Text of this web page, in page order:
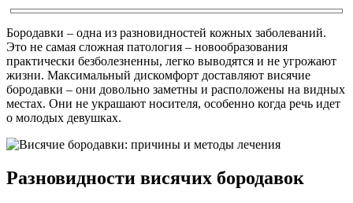
Бородавки – одна из разновидностей кожных заболеваний.
Это не самая сложная патология – новообразования
практически безболезненны, легко выводятся и не угрожают
жизни. Максимальный дискомфорт доставляют висячие
бородавки – они довольно заметны и расположены на видных
местах. Они не украшают носителя, особенно когда речь идет
о молодых девушках.
Разновидности висячих бородавок